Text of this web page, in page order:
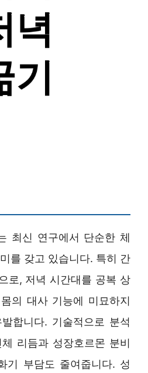
최신 연구에서 단순한 체
를 갖고 있습니다. 특히 간
로, 저녁 시간대를 공복 상
의 대사 기능에 미묘하지
합니다. 기술적으로 분석
리듬과 성장호르몬 분비
기 부담도 줄여줍니다. 성